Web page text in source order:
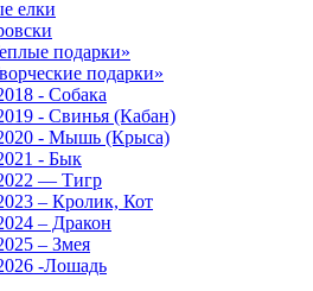
елки
подарки»
подарки»
- Собака
- Свинья (Кабан)
- Мышь (Крыса)
- Бык
— Тигр
– Кролик, Кот
– Дракон
– Змея
-Лошадь